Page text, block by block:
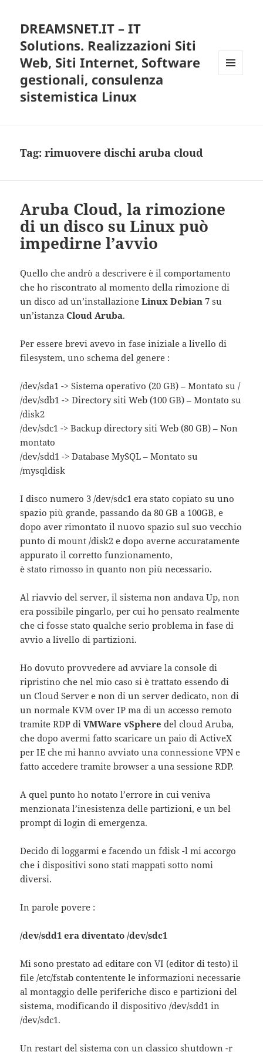
DREAMSNET.IT – IT
Solutions. Realizzazioni Siti
Web, Siti Internet, Software
gestionali, consulenza
sistemistica Linux
Tag:rimuovere dischi aruba cloud
Aruba Cloud, la rimozione
di un disco su Linux può
impedirne l’avvio
Quello che andrò a descrivere è il comportamento
che ho riscontrato al momento della rimozione di
un disco ad un’installazioneLinux Debian 7 su
un’istanzaCloud Aruba.
Per essere brevi avevo in fase iniziale a livello di
filesystem, uno schema del genere :
/dev/sda1 -> Sistema operativo (20 GB) – Montato su /
/dev/sdb1 -> Directory siti Web (100 GB) – Montato su
/disk2
/dev/sdc1 -> Backup directory siti Web (80 GB) – Non
montato
/dev/sdd1 -> Database MySQL – Montato su
/mysqldisk
I disco numero 3 /dev/sdc1 era stato copiato su uno
spazio più grande, passando da 80 GB a 100GB, e
dopo aver rimontato il nuovo spazio sul suo vecchio
punto di mount /disk2 e dopo averne accuratamente
appurato il corretto funzionamento,
è stato rimosso in quanto non più necessario.
Al riavvio del server, il sistema non andava Up, non
era possibile pingarlo, per cui ho pensato realmente
che ci fosse stato qualche serio problema in fase di
avvio a livello di partizioni.
Ho dovuto provvedere ad avviare la console di
ripristino che nel mio caso si è trattato essendo di
un Cloud Server e non di un server dedicato, non di
un normale KVM over IP ma di un accesso remoto
tramite RDP diVMWare vSphere del cloud Aruba,
che dopo avermi fatto scaricare un paio di ActiveX
per IE che mi hanno avviato una connessione VPN e
fatto accedere tramite browser a una sessione RDP.
A quel punto ho notato l’errore in cui veniva
menzionata l’inesistenza delle partizioni, e un bel
prompt di login di emergenza.
Decido di loggarmi e facendo un fdisk -l mi accorgo
che i dispositivi sono stati mappati sotto nomi
diversi.
In parole povere :
/dev/sdd1 era diventato /dev/sdc1
Mi sono prestato ad editare con VI (editor di testo) il
file /etc/fstab contentente le informazioni necessarie
al montaggio delle periferiche disco e partizioni del
sistema, modificando il dispositivo /dev/sdd1 in
/dev/sdc1.
Un restart del sistema con un classico shutdown -r